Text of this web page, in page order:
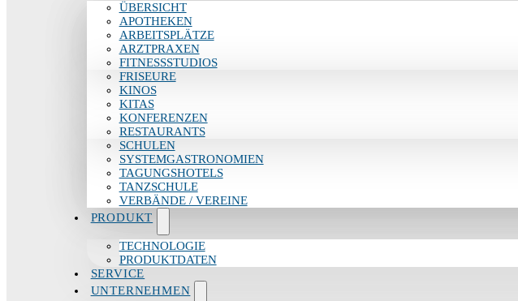
ÜBERSICHT
APOTHEKEN
ARBEITSPLÄTZE
ARZTPRAXEN
FITNESSSTUDIOS
FRISEURE
KINOS
KITAS
KONFERENZEN
RESTAURANTS
SCHULEN
SYSTEMGASTRONOMIEN
TAGUNGSHOTELS
TANZSCHULE
VERBÄNDE / VEREINE
PRODUKT
TECHNOLOGIE
PRODUKTDATEN
SERVICE
UNTERNEHMEN